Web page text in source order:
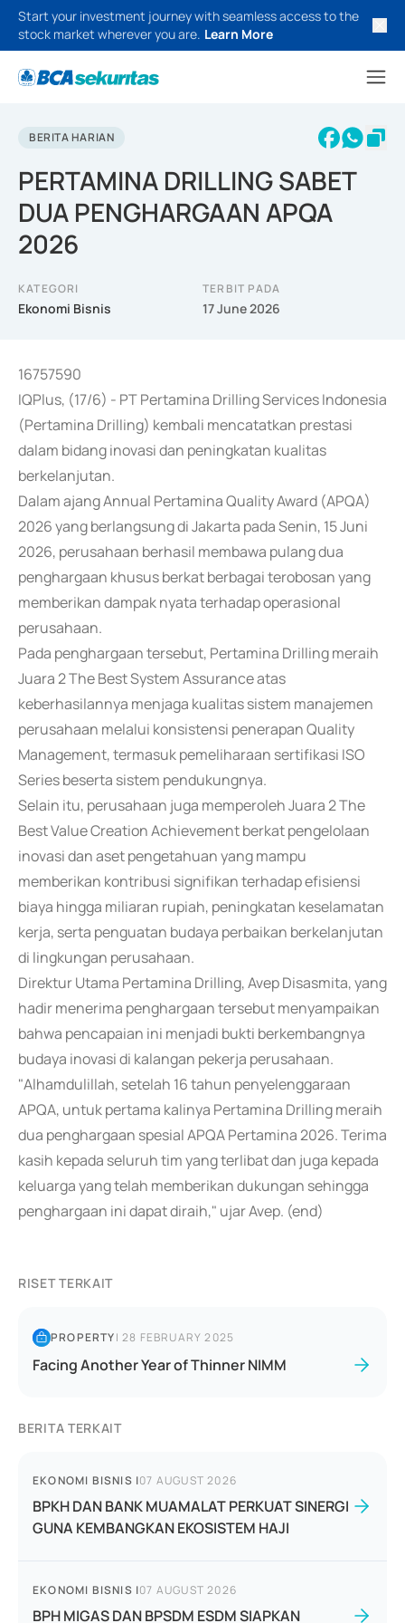
Start your investment journey with seamless access to the
stock market wherever you are. Learn More
BERITA HARIAN
PERTAMINA DRILLING SABET
DUA PENGHARGAAN APQA
2026
KATEGORI
Ekonomi Bisnis
TERBIT PADA
17 June 2026
16757590
IQPlus, (17/6) - PT Pertamina Drilling Services Indonesia
(Pertamina Drilling) kembali mencatatkan prestasi
dalam bidang inovasi dan peningkatan kualitas
berkelanjutan.
Dalam ajang Annual Pertamina Quality Award (APQA)
2026 yang berlangsung di Jakarta pada Senin, 15 Juni
2026, perusahaan berhasil membawa pulang dua
penghargaan khusus berkat berbagai terobosan yang
memberikan dampak nyata terhadap operasional
perusahaan.
Pada penghargaan tersebut, Pertamina Drilling meraih
Juara 2 The Best System Assurance atas
keberhasilannya menjaga kualitas sistem manajemen
perusahaan melalui konsistensi penerapan Quality
Management, termasuk pemeliharaan sertifikasi ISO
Series beserta sistem pendukungnya.
Selain itu, perusahaan juga memperoleh Juara 2 The
Best Value Creation Achievement berkat pengelolaan
inovasi dan aset pengetahuan yang mampu
memberikan kontribusi signifikan terhadap efisiensi
biaya hingga miliaran rupiah, peningkatan keselamatan
kerja, serta penguatan budaya perbaikan berkelanjutan
di lingkungan perusahaan.
Direktur Utama Pertamina Drilling, Avep Disasmita, yang
hadir menerima penghargaan tersebut menyampaikan
bahwa pencapaian ini menjadi bukti berkembangnya
budaya inovasi di kalangan pekerja perusahaan.
"Alhamdulillah, setelah 16 tahun penyelenggaraan
APQA, untuk pertama kalinya Pertamina Drilling meraih
dua penghargaan spesial APQA Pertamina 2026. Terima
kasih kepada seluruh tim yang terlibat dan juga kepada
keluarga yang telah memberikan dukungan sehingga
penghargaan ini dapat diraih," ujar Avep. (end)
RISET TERKAIT
PROPERTY|28 FEBRUARY 2025
Facing Another Year of Thinner NIMM
BERITA TERKAIT
EKONOMI BISNIS |07 AUGUST 2026
BPKH DAN BANK MUAMALAT PERKUAT SINERGI
GUNA KEMBANGKAN EKOSISTEM HAJI
EKONOMI BISNIS |07 AUGUST 2026
BPH MIGAS DAN BPSDM ESDM SIAPKAN